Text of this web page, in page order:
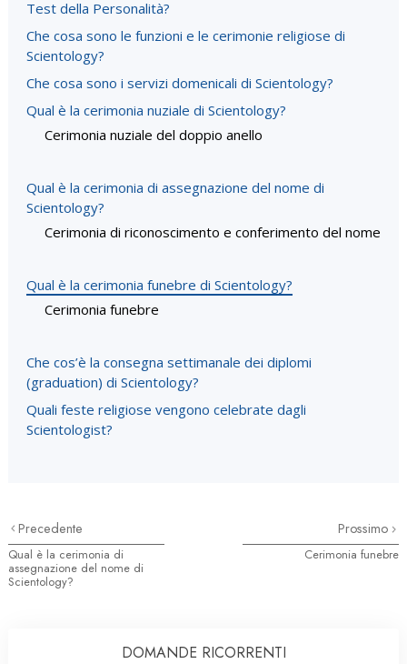
Test della Personalità?
Che cosa sono le funzioni e le cerimonie religiose di
Scientology?
Che cosa sono i servizi domenicali di Scientology?
Qual è la cerimonia nuziale di Scientology?
Cerimonia nuziale del doppio anello
Qual è la cerimonia di assegnazione del nome di
Scientology?
Cerimonia di riconoscimento e conferimento del nome
Qual è la cerimonia funebre di Scientology?
Cerimonia funebre
Che cos’è la consegna settimanale dei diplomi
(graduation) di Scientology?
Quali feste religiose vengono celebrate dagli
Scientologist?
Precedente
Qual è la cerimonia di
assegnazione del nome di
Scientology?
Prossimo
Cerimonia funebre
DOMANDE RICORRENTI